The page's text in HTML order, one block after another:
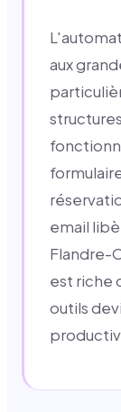
aux
email
Flandre-
est riche
outils